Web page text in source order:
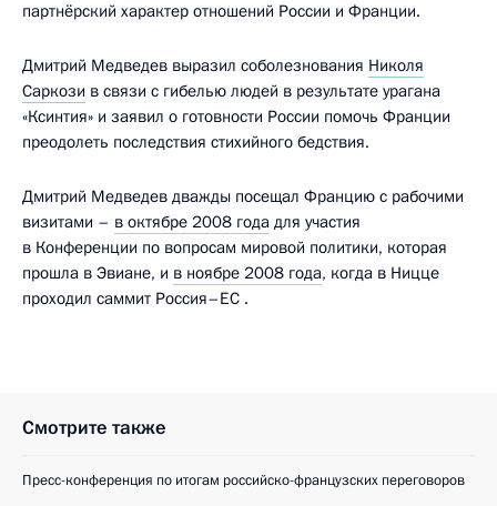
партнёрский характер отношений России и Франции.
Дмитрий Медведев выразил соболезнования Николя
Саркози в связи с гибелью людей в результате урагана
«Ксинтия» и заявил о готовности России помочь Франции
преодолеть последствия стихийного бедствия.
Дмитрий Медведев дважды посещал Францию с рабочими
визитами – в октябре 2008 года для участия
в Конференции по вопросам мировой политики, которая
прошла в Эвиане, и в ноябре 2008 года, когда в Ницце
проходил саммит Россия–ЕС .
Смотрите также
Пресс-конференция по итогам российско-французских переговоров